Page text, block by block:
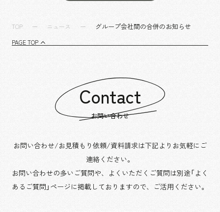
TOP ニュース グループ会社間の合併のお知らせ
PAGE TOP
Contact
お問い合わせ
お問い合わせ/お見積もり依頼/資料請求は下記よりお気軽にご
連絡ください。
お問い合わせの多いご質問や、よくいただくご質問は別途「よく
あるご質問」ページに掲載しておりますので、
ご活用ください。